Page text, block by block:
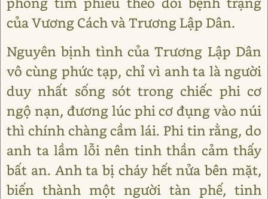
của Vương Cách và Trương Lập Dân.
Nguyên bịnh tình của Trương Lập Dân
vô cùng phức tạp, chỉ vì anh ta là người
duy nhất sống sót trong chiếc phi cơ
ngộ nạn, đương lúc phi cơ đụng vào núi
thì chính chàng cầm lái. Phi tin rằng, do
anh ta lầm lỗi nên tinh thần cảm thấy
bất an. Anh ta bị cháy hết nửa bên mặt,
biến thành một người tàn phế, tinh